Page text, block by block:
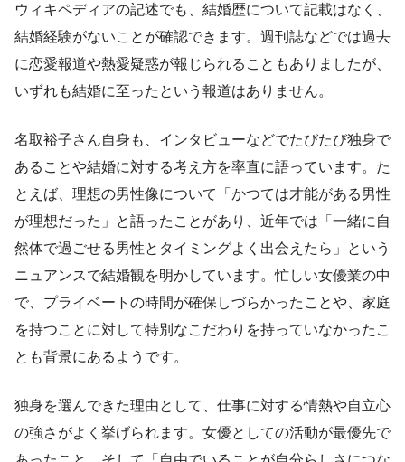
ウィキペディアの記述でも、結婚歴について記載はなく、
結婚経験がないことが確認できます。週刊誌などでは過去
に恋愛報道や熱愛疑惑が報じられることもありましたが、
いずれも結婚に至ったという報道はありません。
名取裕子さん自身も、インタビューなどでたびたび独身で
あることや結婚に対する考え方を率直に語っています。た
とえば、理想の男性像について「かつては才能がある男性
が理想だった」と語ったことがあり、近年では「一緒に自
然体で過ごせる男性とタイミングよく出会えたら」という
ニュアンスで結婚観を明かしています。忙しい女優業の中
で、プライベートの時間が確保しづらかったことや、家庭
を持つことに対して特別なこだわりを持っていなかったこ
とも背景にあるようです。
独身を選んできた理由として、仕事に対する情熱や自立心
の強さがよく挙げられます。女優としての活動が最優先で